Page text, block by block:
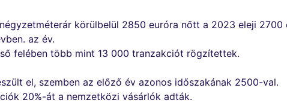
körülbelül 2850 euróra nőtt a 2023 eleji
az év.
felében több mint 13 000 tranzakciót rögzítettek.
el, szemben az előző év azonos időszakának 2500-val.
20%-át a nemzetközi vásárlók adták.